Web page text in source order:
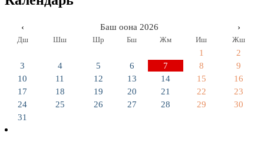
‹ Баш оона 2026 ›
Дш Шш Шр Бш Жм Иш Жш
1
2
3
4 5 6 7 8
9
10
11 12 13 14 15
16
17
18 19 20 21 22
23
24
25 26 27 28 29
30
31